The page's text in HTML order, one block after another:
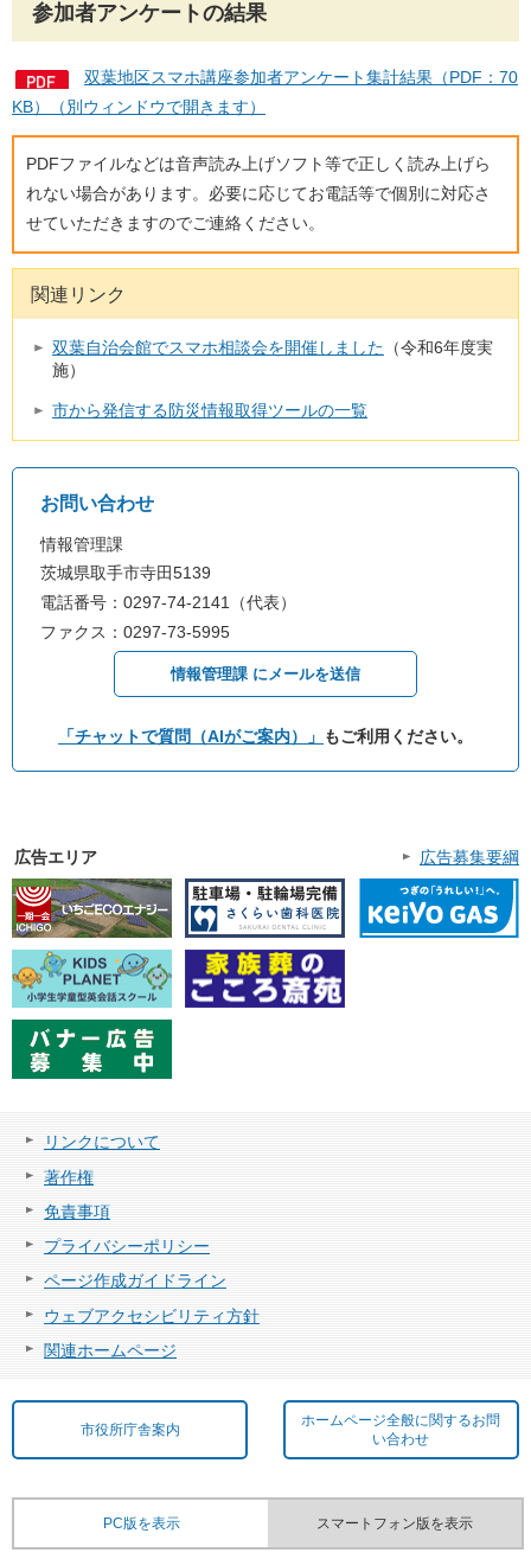
参加者アンケートの結果
双葉地区スマホ講座参加者アンケート集計結果（PDF：70
KB）（別ウィンドウで開きます）
PDFファイルなどは音声読み上げソフト等で正しく読み上げら
れない場合があります。必要に応じてお電話等で個別に対応さ
せていただきますのでご連絡ください。
関連リンク
双葉自治会館でスマホ相談会を開催しました （令和6年度実
施）
市から発信する防災情報取得ツールの一覧
お問い合わせ
情報管理課
茨城県取手市寺田5139
電話番号：0297-74-2141（代表）
ファクス：0297-73-5995
情報管理課 にメールを送信
「チャットで質問（AIがご案内）」 もご利用ください。
広告エリア 広告募集要綱
リンクについて
著作権
免責事項
プライバシーポリシー
ページ作成ガイドライン
ウェブアクセシビリティ方針
関連ホームページ
市役所庁舎案内
ホームページ全般に関するお問
い合わせ
PC版を表示 スマートフォン版を表示